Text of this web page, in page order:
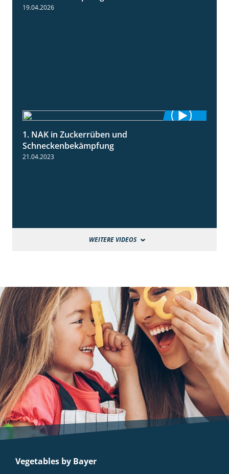
19.04.2026
1. NAK in Zuckerrüben und
Schneckenbekämpfung
21.04.2023
WEITERE VIDEOS
Vegetables by Bayer